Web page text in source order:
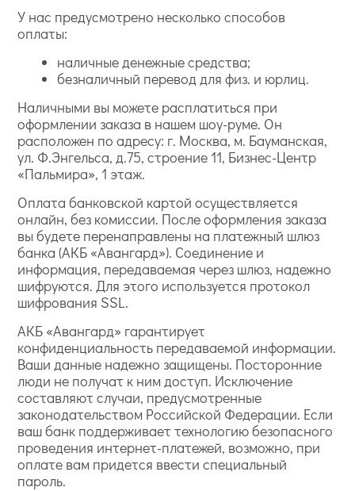
У нас предусмотрено несколько способов
оплаты:
наличные денежные средства;
безналичный перевод для физ. и юрлиц.
Наличными вы можете расплатиться при
оформлении заказа в нашем шоу-руме. Он
расположен по адресу: г. Москва, м. Бауманская,
ул. Ф.Энгельса, д.75, строение 11, Бизнес-Центр
«Пальмира», 1 этаж.
Оплата банковской картой осуществляется
онлайн, без комиссии. После оформления заказа
вы будете перенаправлены на платежный шлюз
банка (АКБ «Авангард»). Соединение и
информация, передаваемая через шлюз, надежно
шифруются. Для этого используется протокол
шифрования SSL.
АКБ «Авангард» гарантирует
конфиденциальность передаваемой информации.
Ваши данные надежно защищены. Посторонние
люди не получат к ним доступ. Исключение
составляют случаи, предусмотренные
законодательством Российской Федерации. Если
ваш банк поддерживает технологию безопасного
проведения интернет-платежей, возможно, при
оплате вам придется ввести специальный
пароль.